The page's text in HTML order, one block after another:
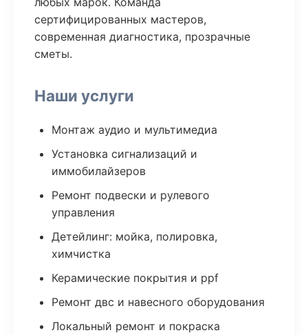
сертифицированных мастеров,
современная диагностика, прозрачные
сметы.
Наши услуги
Монтаж аудио и мультимедиа
Установка сигнализаций и
иммобилайзеров
Ремонт подвески и рулевого
управления
Детейлинг: мойка, полировка,
химчистка
Керамические покрытия и ppf
Ремонт двс и навесного оборудования
Локальный ремонт и покраска